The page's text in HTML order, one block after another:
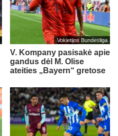
Vokietijos Bundesliga
V. Kompany pasisakė apie
gandus dėl M. Olise
ateities „Bayern“ gretose